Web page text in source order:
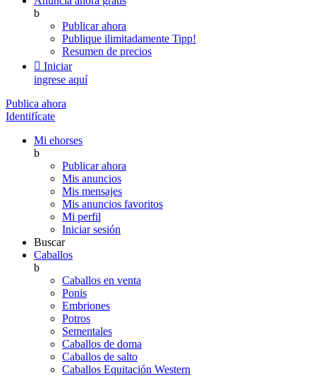
b
Publicar ahora
Publique ilimitadamente Tipp!
Resumen de precios
 Iniciar
ingrese aquí
Publica ahora
Identifícate
Mi ehorses
b
Publicar ahora
Mis anuncios
Mis mensajes
Mis anuncios favoritos
Mi perfil
Iniciar sesión
Buscar
Caballos
b
Caballos en venta
Ponis
Embriones
Potros
Sementales
Caballos de doma
Caballos de salto
Caballos Equitación Western